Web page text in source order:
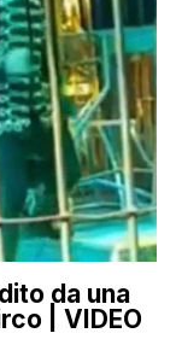
da una
| VIDEO